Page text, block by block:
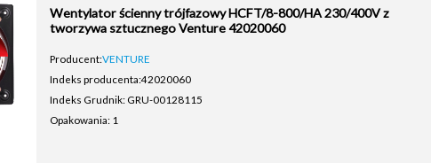
Wentylator ścienny trójfazowy HCFT/8-800/HA 230/400V z
tworzywa sztucznego Venture 42020060
Producent:VENTURE
Indeks producenta:42020060
Indeks Grudnik: GRU-00128115
Opakowania: 1